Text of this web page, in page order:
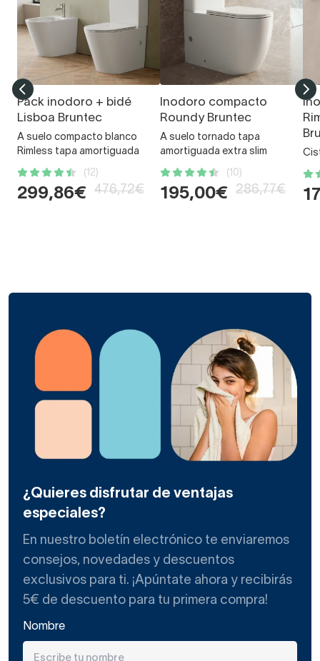
Pack inodoro + bidé
Lisboa Bruntec
A suelo compacto blanco
Rimless tapa amortiguada
(12)
299,86€ 476,72€
Inodoro compacto
Roundy Bruntec
A suelo tornado tapa
amortiguada extra slim
(10)
195,00€ 286,77€
¿Quieres disfrutar de ventajas
especiales?
En nuestro boletín electrónico te enviaremos
consejos, novedades y descuentos
exclusivos para ti. ¡Apúntate ahora y recibirás
5€ de descuento para tu primera compra!
Nombre